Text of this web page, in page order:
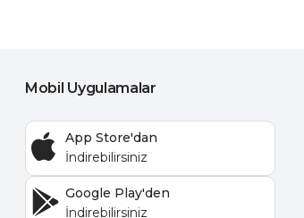
Mobil Uygulamalar
App Store'dan
Google Play'den